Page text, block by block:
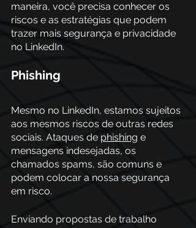
maneira, você precisa conhecer os
riscos e as estratégias que podem
trazer mais segurança e privacidade
no LinkedIn.
Phishing
Mesmo no LinkedIn, estamos sujeitos
aos mesmos riscos de outras redes
sociais. Ataques de phishing e
mensagens indesejadas, os
chamados spams, são comuns e
podem colocar a nossa segurança
em risco.
Enviando propostas de trabalho